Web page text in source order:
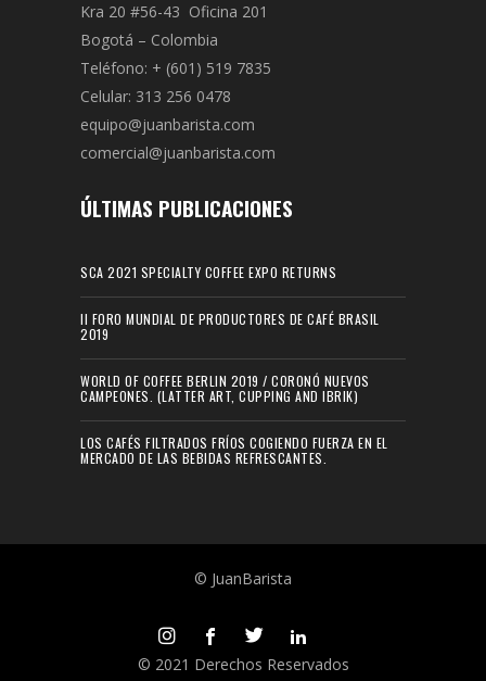
Kra 20 #56-43 Oficina 201
Bogotá – Colombia
Teléfono: + (601) 519 7835
Celular: 313 256 0478
equipo@juanbarista.com
comercial@juanbarista.com
ÚLTIMAS PUBLICACIONES
SCA 2021 SPECIALTY COFFEE EXPO RETURNS
II FORO MUNDIAL DE PRODUCTORES DE CAFÉ BRASIL
2019
WORLD OF COFFEE BERLIN 2019 / CORONÓ NUEVOS
CAMPEONES. (LATTER ART, CUPPING AND IBRIK)
LOS CAFÉS FILTRADOS FRÍOS COGIENDO FUERZA EN EL
MERCADO DE LAS BEBIDAS REFRESCANTES.
© JuanBarista
© 2021 Derechos Reservados